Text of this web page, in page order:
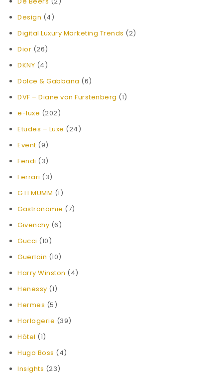
Design (4)
Digital Luxury Marketing Trends (2)
Dior (26)
DKNY (4)
Dolce & Gabbana (6)
DVF – Diane von Furstenberg (1)
e-luxe (202)
Etudes – Luxe (24)
Event (9)
Fendi (3)
Ferrari (3)
G.H.MUMM (1)
Gastronomie (7)
Givenchy (6)
Gucci (10)
Guerlain (10)
Harry Winston (4)
Henessy (1)
Hermes (5)
Horlogerie (39)
Hôtel (1)
Hugo Boss (4)
Insights (23)